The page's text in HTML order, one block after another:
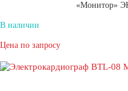
«Монитор»
В наличии
Цена по запросу